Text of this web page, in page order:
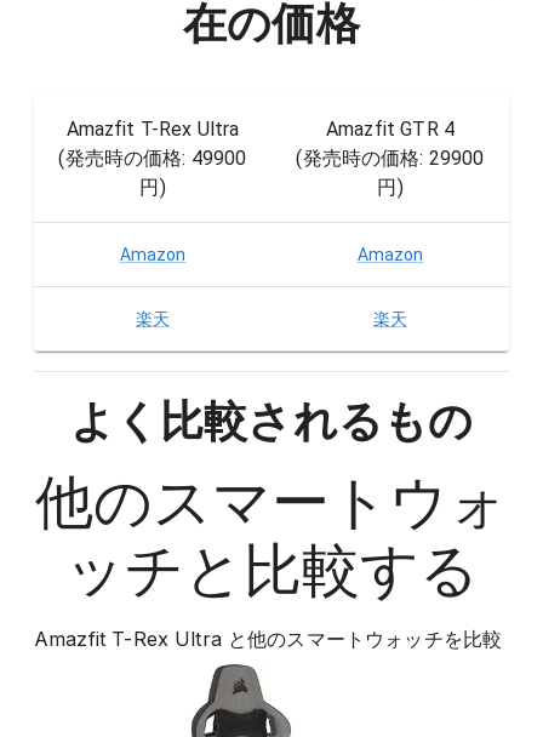
在の価格
Amazfit T-Rex Ultra
(発売時の価格: 49900
円)
Amazfit GTR 4
(発売時の価格: 29900
円)
Amazon Amazon
楽天 楽天
よく比較されるもの
他のスマートウォ
ッチ と比較する
Amazfit T-Rex Ultraと他のスマートウォッチを比較